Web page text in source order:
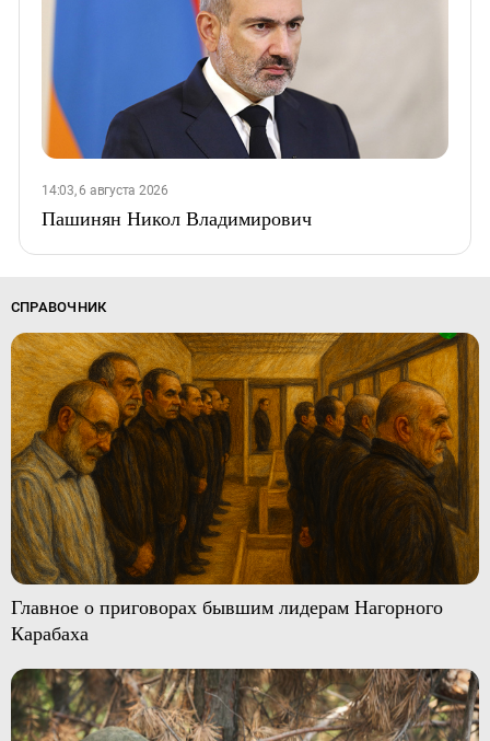
14:03, 6 августа 2026
Пашинян Никол Владимирович
СПРАВОЧНИК
Главное о приговорах бывшим лидерам Нагорного
Карабаха